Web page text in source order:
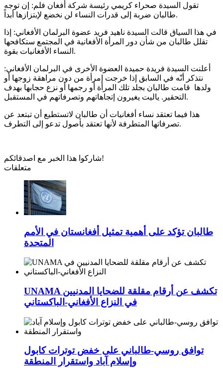
تقول السيدة صحراء كريمي رئيسة شركة أفغان فلم: إن توجه
طالبان ضربة إلى قدرات النساء لن نخضع لإبتزازها أبداً.
في هذا السياق قالت السيدة ناهيد فريد عضوة البرلمان الأفغاني: إذا
تقلل طالبان من شأن دور المرأة الأفغانية في المجتمع ستكافحها
النساء الأفغانيات بقوة.
أعلنت السيدة فريدة حميدة العضوة الأخرى في البرلمان الأفغاني:
نتذكر أنّه في السابق إذا خرجت إمرأة من دون مراهقة زوجها أو
ولدها قامت طالبان بجلد تلك المرأة أو رجمها أو نزع حجابها بهدف
التحقير. ياليت يغيرون إتجاهاتهم وتصرفاتهم في المستقبل.
هذا فيما تعتقد نساء أفغانيات أن طالبان لاتستطيع أن تبتعد عن
تصرفاتها المتطرفة لأنها تعتقد بأصول تدعو إلى التطرف.
شاركوا هذا الخبر مع اصدقائكم!
متعلقات
طالبان تؤكد على أهمية تمثيل أفغانستان في الأمم
المتحدة
UNAMA تكشف عن أرقام مقلقة للضحايا المدنيين
في النزاع الأفغاني-الباكستاني
توافق روسي-طالباني على خفض توترات كابول
وإسلام آباد واستقرار المنطقة